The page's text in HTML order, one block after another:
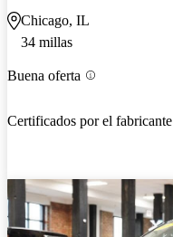
Chicago, IL
34 millas
Buena oferta
Certificados por el fabricante